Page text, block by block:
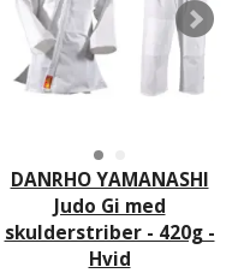
DANRHO YAMANASHI
Judo Gi med
skulderstriber - 420g -
Hvid